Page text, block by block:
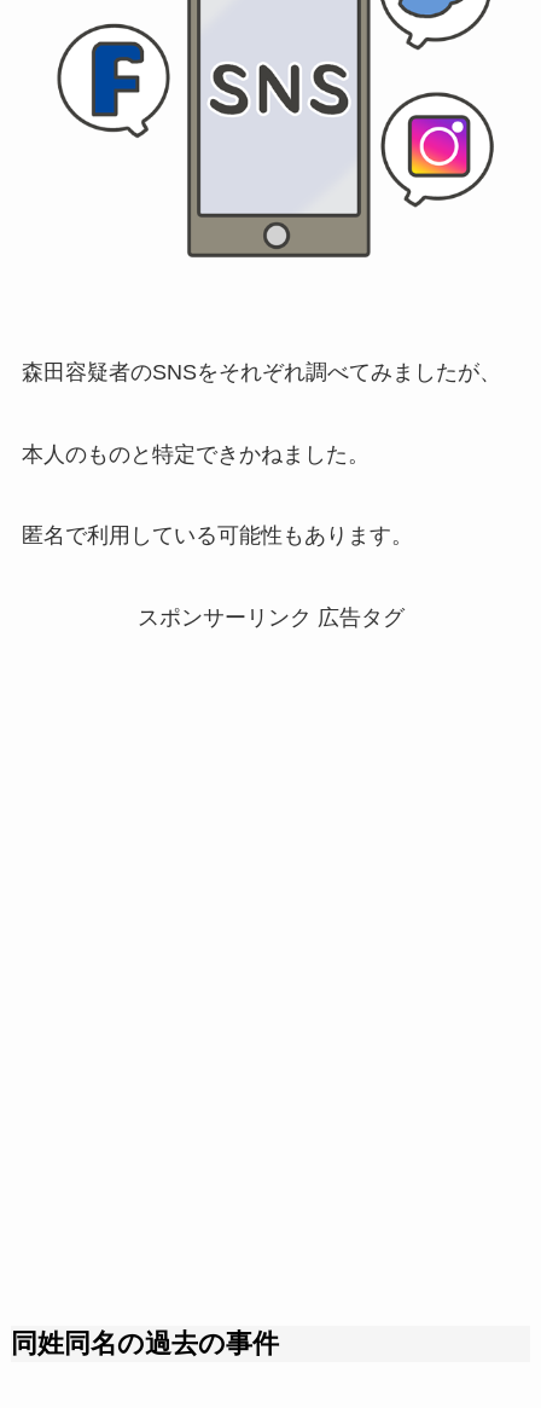
森田容疑者のSNSをそれぞれ調べてみましたが、
本人のものと特定できかねました。
匿名で利用している可能性もあります。
スポンサーリンク 広告タグ
同姓同名の過去の事件